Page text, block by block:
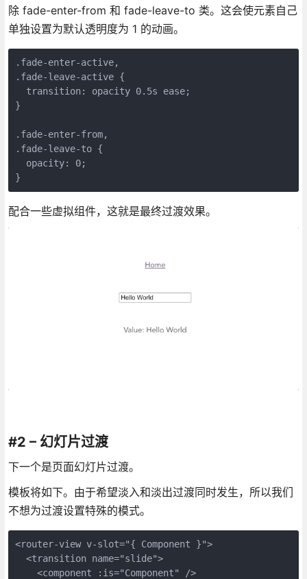
除 fade-enter-from 和 fade-leave-to 类。这会使元素自己
单独设置为默认透明度为 1 的动画。
.fade-enter-active,
.fade-leave-active {
  transition: opacity 0.5s ease;
}
.fade-enter-from,
.fade-leave-to {
  opacity: 0;
}
配合一些虚拟组件，这就是最终过渡效果。
#2 – 幻灯片过渡
下一个是页面幻灯片过渡。
模板将如下。由于希望淡入和淡出过渡同时发生，所以我们
不想为过渡设置特殊的模式。
<router-view v-slot="{ Component }">
  <transition name="slide">
    <component :is="Component" />